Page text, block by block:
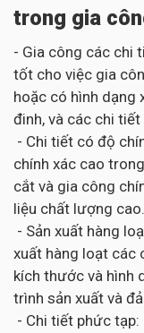
trong gia
- Gia công các chi
tốt cho việc gia
hoặc có hình dạng
đinh, và các chi
- Chi tiết có độ
chính xác cao
cắt và gia công
liệu chất lượng cao.
- Sản xuất hàng
xuất hàng loạt các
kích thước và hình
trình sản xuất và
- Chi tiết phức